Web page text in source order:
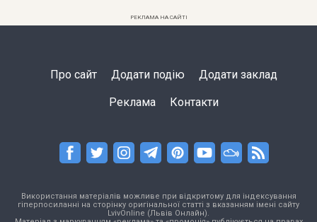
РЕКЛАМА НА САЙТІ
Про сайт Додати подію Додати заклад
Реклама Контакти
Використання матеріалів можливе при відкритому для індексування
гіперпосиланні на сторінку оригінальної статті з вказанням імені сайту
LvivOnline (Львів Онлайн).